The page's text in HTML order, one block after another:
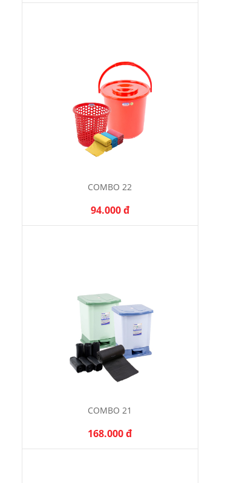
Thùng rác oval trung
98.000 đ
COMBO 22
94.000 đ
COMBO 21
168.000 đ